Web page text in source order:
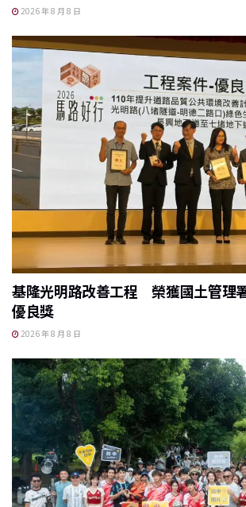
2026 年 8 月 8 日
基隆光明路改善工程 榮獲國土管理
優良獎
2026 年 8 月 8 日